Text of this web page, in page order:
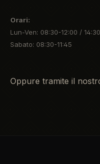
Orari:
Lun-Ven: 08:30-12:00 /
Sabato: 08:30-11:45
Oppure tramite il